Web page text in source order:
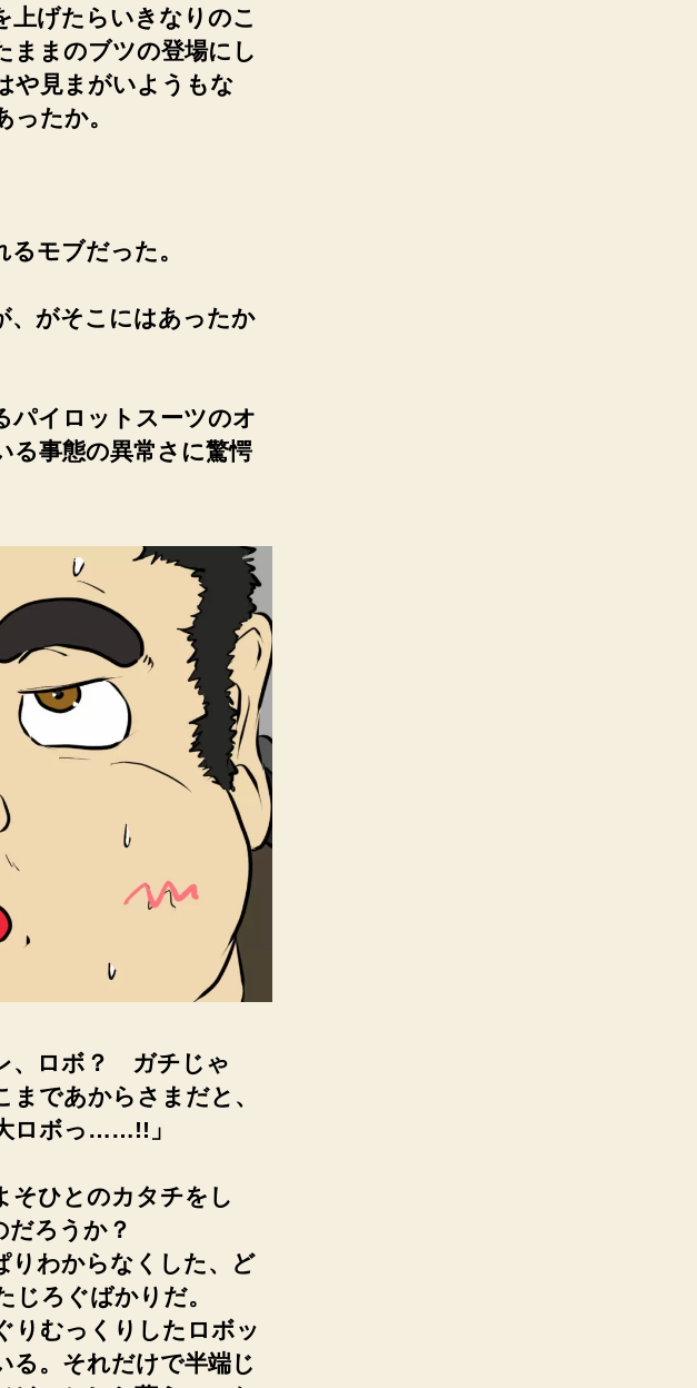
げたらいきなりのこ
ままのブツの登場にし
や見まがいようもな
ったか。
モブだった。
がそこにはあったか
イロットスーツのオ
る事態の異常さに驚愕
、ロボ？ ガチじゃ
であからさまだと、
ロボっ……!!」
ひとのカタチをし
だろうか？
わからなくした、ど
じろぐばかりだ。
りむっくりしたロボッ
る。それだけで半端じ